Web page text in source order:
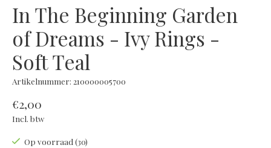
In The Beginning Garden
of Dreams - Ivy Rings -
Soft Teal
Artikelnummer: 210000005700
€2,00
Incl. btw
Op voorraad (30)